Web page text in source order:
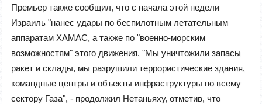
Премьер также сообщил, что с начала этой недели
Израиль "нанес удары по беспилотным летательным
аппаратам ХАМАС, а также по "военно-морским
возможностям" этого движения. "Мы уничтожили запасы
ракет и склады, мы разрушили террористические здания,
командные центры и объекты инфраструктуры по всему
сектору Газа", - продолжил Нетаньяху, отметив, что